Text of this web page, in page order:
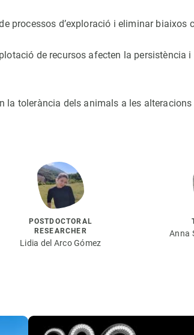
processos d’exploració i eliminar biaixos
de recursos afecten la persistència i
la tolerància dels animals a les
POSTDOCTORAL
RESEARCHER
Lidia del Arco Gómez
Anna